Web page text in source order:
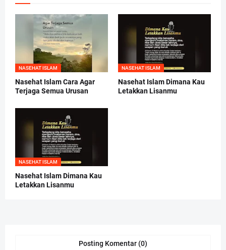
NASEHAT ISLAM
Nasehat Islam Cara Agar
Terjaga Semua Urusan
NASEHAT ISLAM
Nasehat Islam Dimana Kau
Letakkan Lisanmu
NASEHAT ISLAM
Nasehat Islam Dimana Kau
Letakkan Lisanmu
Posting Komentar (0)